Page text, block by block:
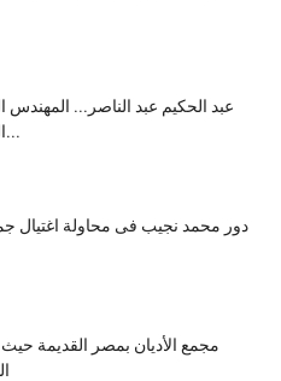
عبد الحكيم عبد الناصر...
الزعامة وفضّل...
دور محمد نجيب فى محاولة اغتيال
مجمع الأديان بمصر القديمة حيث